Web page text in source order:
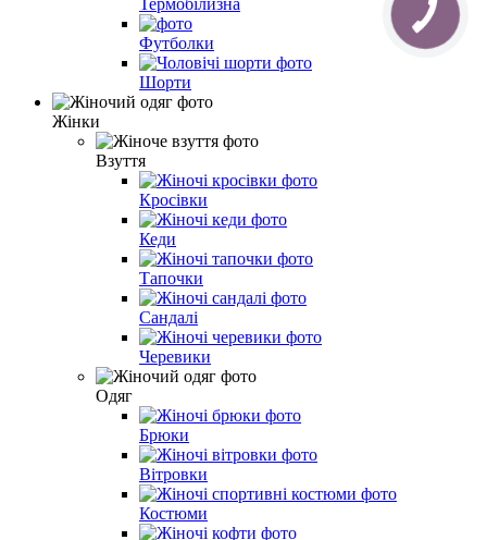
Термобілизна
Футболки
Шорти
Жінки
Взуття
Кросівки
Кеди
Тапочки
Сандалі
Черевики
Одяг
Брюки
Вітровки
Костюми